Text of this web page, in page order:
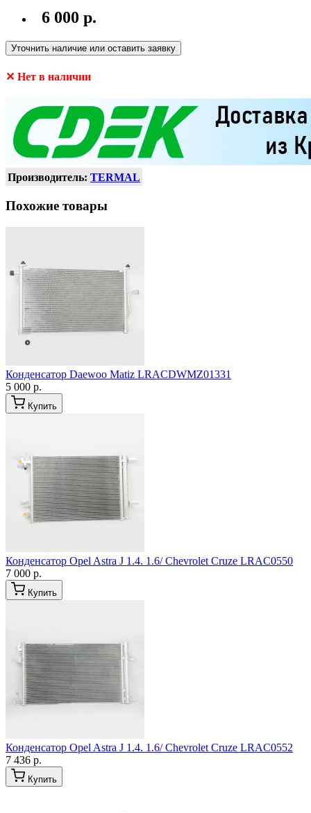
6 000 р.
Уточнить наличие или оставить заявку
✕ Нет в наличии
Производитель: TERMAL
Похожие товары
Конденсатор Daewoo Matiz LRACDWMZ01331
5 000 р.
Купить
Конденсатор Opel Astra J 1.4. 1.6/ Chevrolet Cruze LRAC0550
7 000 р.
Купить
Конденсатор Opel Astra J 1.4. 1.6/ Chevrolet Cruze LRAC0552
7 436 р.
Купить